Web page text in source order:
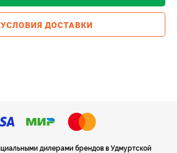
УСЛОВИЯ ДОСТАВКИ
дилерами брендов в Удмуртской